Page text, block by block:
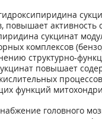
повышает
сукцинат
комплексов
структурно-
повышает
функций
головного